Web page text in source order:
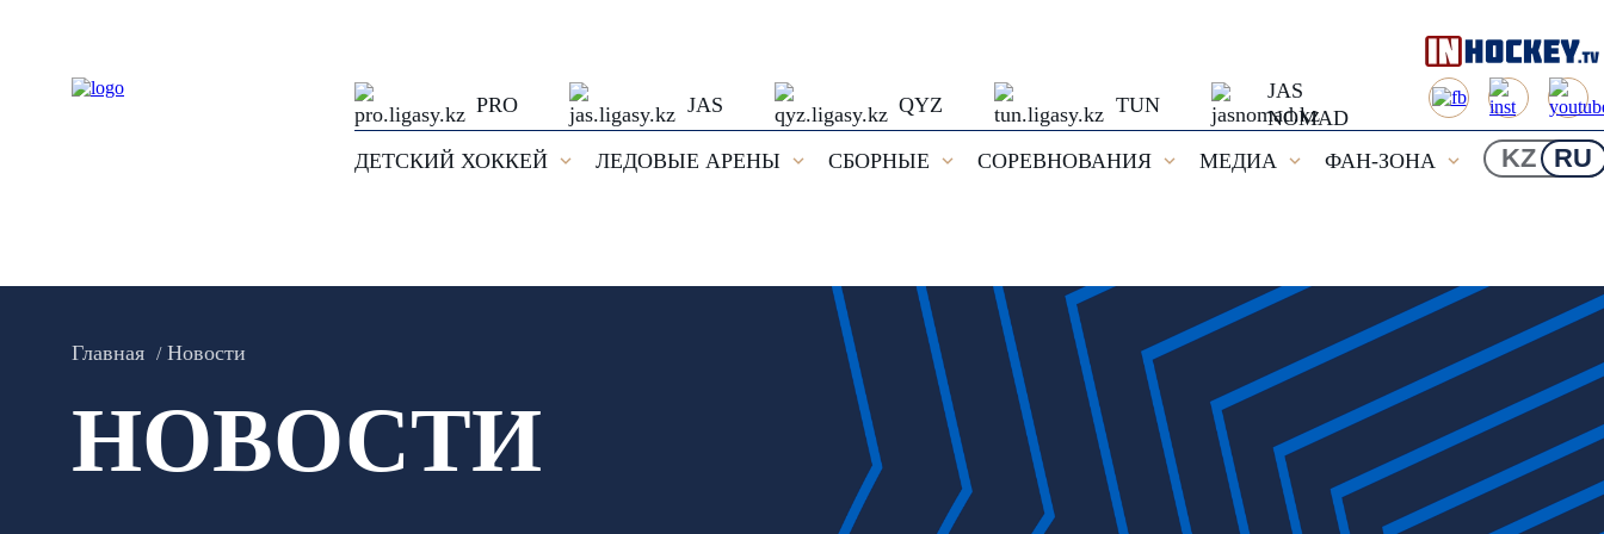
PRO JAS QYZ TUN
JAS
NOMAD
ДЕТСКИЙ ХОККЕЙ
ЛЕДОВЫЕ АРЕНЫ СБОРНЫЕ СОРЕВНОВАНИЯ МЕДИА ФАН-ЗОНА KZ RU
Главная Новости
НОВОСТИ